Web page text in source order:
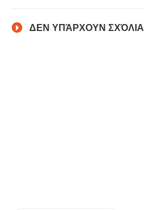
ΔΕΝ ΥΠΆΡΧΟΥΝ ΣΧΌΛΙΑ